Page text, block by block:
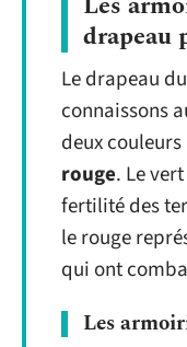
drapeau
Le drapeau
connaissons
deux
rouge. Le
fertilité des
le rouge
qui ont
Les